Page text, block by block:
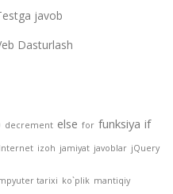
javob
Dasturlash
decrement else for funksiya if
Internet izoh jamiyat javoblar jQuery
tarixi ko`plik mantiqiy